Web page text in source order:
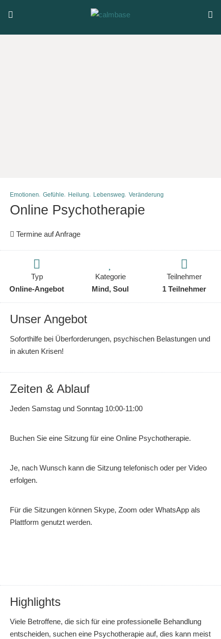
Emotionen Gefühle Heilung Lebensweg Veränderung
Online Psychotherapie
Termine auf Anfrage
Typ
Online-Angebot
Kategorie
Mind, Soul
Teilnehmer
1 Teilnehmer
Unser Angebot
Soforthilfe bei Überforderungen, psychischen Belastungen und
in akuten Krisen!
Zeiten & Ablauf
Jeden Samstag und Sonntag 10:00-11:00
Buchen Sie eine Sitzung für eine Online Psychotherapie.
Je, nach Wunsch kann die Sitzung telefonisch oder per Video
erfolgen.
Für die Sitzungen können Skype, Zoom oder WhatsApp als
Plattform genutzt werden.
Highlights
Viele Betroffene, die sich für eine professionelle Behandlung
entscheiden, suchen eine Psychotherapie auf, dies kann meist